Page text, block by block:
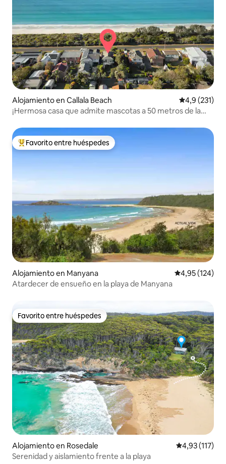
Alojamiento en Callala Beach Calificación
4,9 (231)
¡Hermosa casa que admite mascotas a 50 metros de la
Favorito entre los huéspedes más destacados
Favorito entre huéspedes
Alojamiento en Manyana Calificación
4,95 (124)
Atardecer de ensueño en la playa de Manyana
Favorito entre huéspedes
Favorito entre huéspedes
Alojamiento en Rosedale Calificación
4,93 (117)
Serenidad y aislamiento frente a la playa